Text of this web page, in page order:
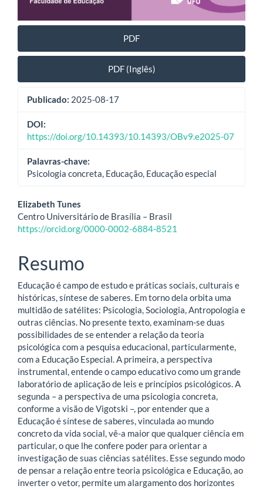
PDF
PDF (Inglês)
Publicado: 2025-08-17
DOI:
https://doi.org/10.14393/10.14393/OBv9.e2025-07
Palavras-chave:
Psicologia concreta, Educação, Educação especial
Conteúdo
do
principal
Elizabeth Tunes
Centro Universitário de Brasília – Brasil
https://orcid.org/0000-0002-6884-8521
Resumo
Educação é campo de estudo e práticas sociais, culturais e
históricas, síntese de saberes. Em torno dela orbita uma
multidão de satélites: Psicologia, Sociologia, Antropologia e
outras ciências. No presente texto, examinam-se duas
possibilidades de se entender a relação da teoria
psicológica com a pesquisa educacional, particularmente,
com a Educação Especial. A primeira, a perspectiva
instrumental, entende o campo educativo como um grande
laboratório de aplicação de leis e princípios psicológicos. A
segunda – a perspectiva de uma psicologia concreta,
conforme a visão de Vigotski –, por entender que a
Educação é síntese de saberes, vinculada ao mundo
concreto da vida social, vê-a maior que qualquer ciência em
particular, o que lhe confere poder para orientar a
investigação de suas ciências satélites. Esse segundo modo
de pensar a relação entre teoria psicológica e Educação, ao
inverter o vetor, permite um alargamento dos horizontes